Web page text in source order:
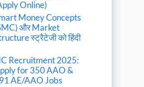
Online)
Money Concepts
और Market
स्ट्रैटेजी को हिंदी
Recruitment 2025:
for 350 AAO &
AE/AAO Jobs